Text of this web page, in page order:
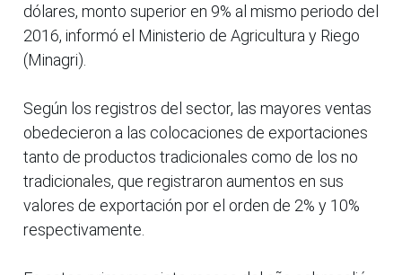
dólares, monto superior en 9% al mismo periodo del
2016, informó el Ministerio de Agricultura y Riego
(Minagri).
Según los registros del sector, las mayores ventas
obedecieron a las colocaciones de exportaciones
tanto de productos tradicionales como de los no
tradicionales, que registraron aumentos en sus
valores de exportación por el orden de 2% y 10%
respectivamente.